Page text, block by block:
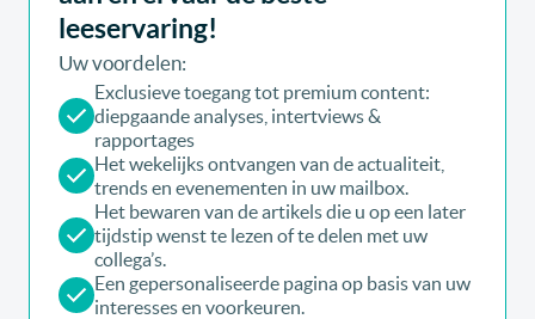
leeservaring!
Uw voordelen:
Exclusieve toegang tot premium content:
diepgaande analyses, intertviews &
rapportages
Het wekelijks ontvangen van de actualiteit,
trends en evenementen in uw mailbox.
Het bewaren van de artikels die u op een later
tijdstip wenst te lezen of te delen met uw
collega’s.
Een gepersonaliseerde pagina op basis van uw
interesses en voorkeuren.